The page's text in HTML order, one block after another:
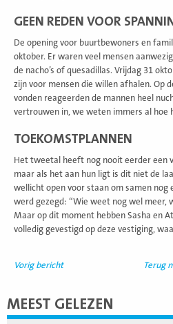
GEEN REDEN VOOR
De opening voor buurtbewoners en
oktober. Er waren veel mensen
de nacho’s of quesadillas. Vrijdag 31
zijn voor mensen die willen afhalen. Op
vonden reageerden de mannen heel
vertrouwen in, we weten immers al hoe
TOEKOMSTPLANNEN
Het tweetal heeft nog nooit eerder een
maar als het aan hun ligt is dit niet de
wellicht open voor staan om samen nog
werd gezegd: “Wie weet nog wel meer,
Maar op dit moment hebben Sasha en
volledig gevestigd op deze vestiging,
Vorig bericht Terug
MEEST GELEZEN